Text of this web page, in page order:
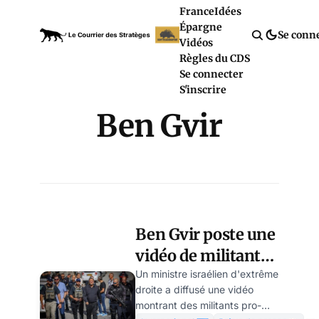
FranceIdées
Épargne
Vidéos
Règles du CDS
Se connecter
S'inscrire
Se
Ben Gvir
Ben Gvir poste une
vidéo de militants
à genoux, tollé en
Israël et en Europe
Un ministre israélien d'extrême
droite a diffusé une vidéo
montrant des militants pro-